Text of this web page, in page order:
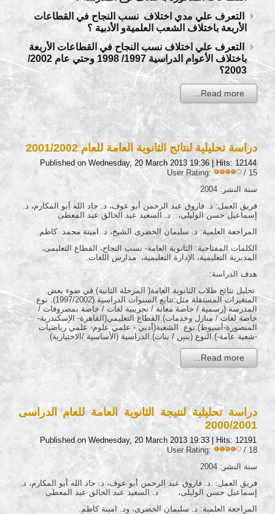
التعرف علي مدي اختلاف نسب النجاح في القطاعات
الأربعة باختلاف الشعب العلميةو الأدبية ؟
التعرف علي اختلاف نسب النجاح في القطاعات الأربعة
باختلاف الأعوام الدراسية 1997/ 1998 وحتي عام 2002/
2003؟
Read more...
دراسة تحليلية لنتائج الثانوية العامة للعام 2001/2002
Published on Wednesday, 20 March 2013 19:36| Hits: 12144
User Rating:
/ 15
سنة النشر: 2004
فريق العمل: د. فاروق عبد الرحمن أبو عوف، د. جاد الله أبو المكارم، د.
إسماعيل حسن الوليلى، د. السعيد عبد الخالق عبد المعطى
المراجعة العلمية: د. سليمان الخضرى الشيخ، د. امينة محمد كاظم.
الكلمات المفتاحية: الثانوية العامة- نسب النجاح، القطاع التعليمى،
المديرية التعليمية، الإدارة التعليمية، مدارس اللغات.
هدف الدراسة:
تحليل نتائج طلاب الثانوية العامة( المرحلة الثانية) في ضوء بعض
المتغيرات المستقلة مثل:تتابع السنوات الدراسية (1997/2002). نوع
المدرسة (رسمية / خاصة معانة / تجريبية لغات / خاصة بمصروفات /
خاصة لغات / منازل وخدمات).القطاع التعليمي(القاهرة- الإسكندرية-
المنصورة-أسيوط).نوع الشعبة(أدبي - علمي علوم- علمي رياضيات
-شعبة عامة-).النوع (بنين / بنات).الدراسية (الأساسية /الاختيارية).
Read more...
دراسة تحليلية لنتيجة الثانوية العامة للعام الدراسى
2000/2001
Published on Wednesday, 20 March 2013 19:33| Hits: 12191
User Rating:
/ 18
سنة النشر: 2004
فريق العمل: .د. فاروق عبد الرحمن أبو عوف، د. جاد الله أبو المكارم، د.
إسماعيل حسن الوليلى، د. السعيد عبد الخالق عبد المعطى
المراجعة العلمية: د. سليمان الخضرى، ود. امينة كاظم.